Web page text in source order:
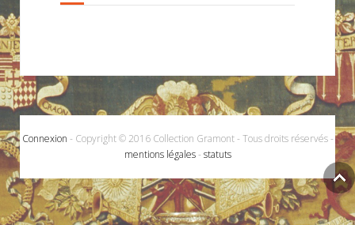
Connexion - Copyright © 2016 Collection Gramont - Tous droits réservés -
mentions légales- statuts